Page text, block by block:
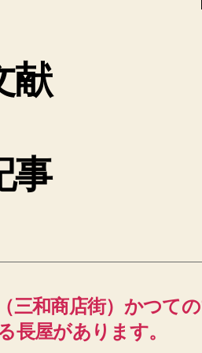
献
事
三和商店街）かつて
長屋があります。